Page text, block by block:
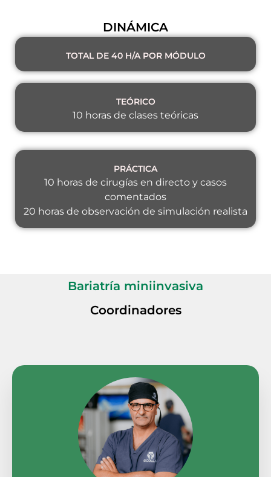
DINÁMICA
TOTAL DE 40 H/A POR MÓDULO
TEÓRICO
10 horas de clases teóricas
PRÁCTICA
10 horas de cirugías en directo y casos
comentados
20 horas de observación de simulación realista
Bariatría miniinvasiva
Coordinadores